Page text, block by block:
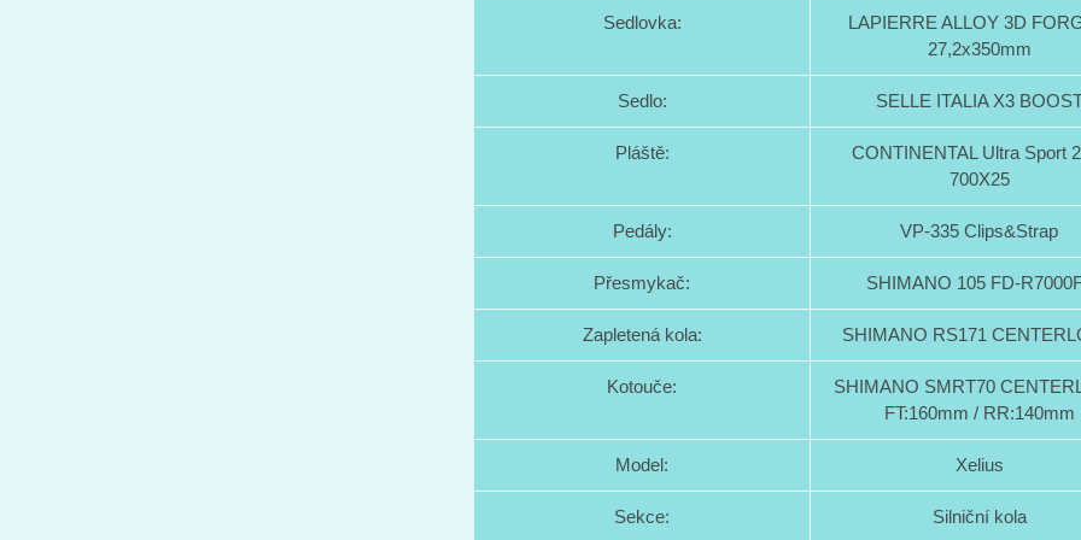
Sedlovka:
LAPIERRE ALLOY 3D
27,2x350mm
Sedlo: SELLE ITALIA X3
Pláště:
CONTINENTAL Ultra Sport 2
700X25
Pedály: VP-335 Clips&Strap
Přesmykač: SHIMANO 105 FD-
Zapletená kola: SHIMANO RS171
Kotouče:
SHIMANO SMRT70
FT:160mm / RR:140mm
Model: Xelius
Sekce: Silniční kola